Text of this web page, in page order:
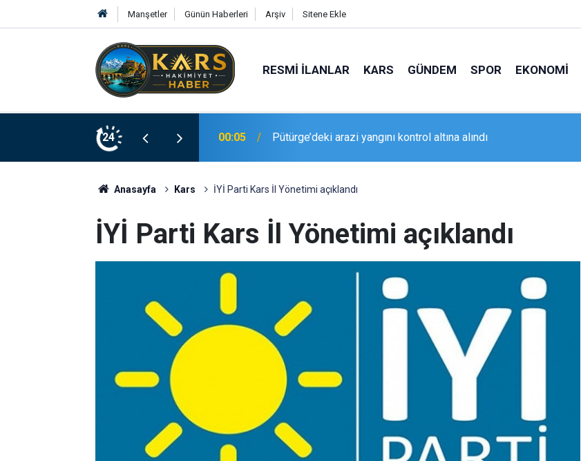
Manşetler Günün Haberleri Arşiv Sitene Ekle
RESMI İLANLAR KARS GÜNDEM SPOR EKONOMI
24 23:20 Elazığ’da geniş kapsamlı asayiş uygulaması
Anasayfa Kars İYİ Parti Kars İl Yönetimi açıklandı
İYİ Parti Kars İl Yönetimi açıklandı